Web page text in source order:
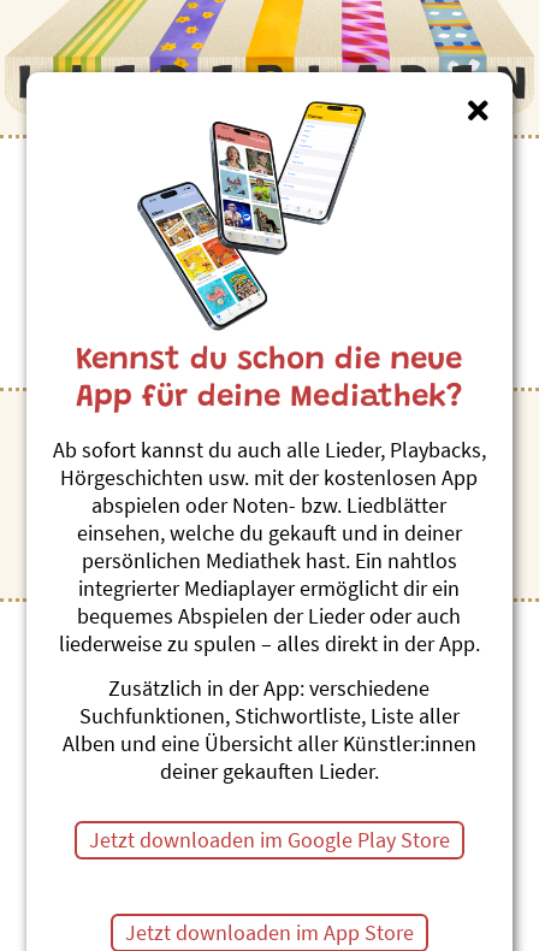
Liedersuche nach
Stichwörtern A-Z
Nutze Hunderte von vorgegebenen Stichwörtern für
deine Lieder- oder Geschichtensuche
1
# 1. April
# 1. August
A
# Abend
# Abendmahl
# Abfall
# Abschied
Kennst du schon die neue
App für deine Mediathek?
Ab sofort kannst du auch alle Lieder, Playbacks,
Hörgeschichten usw. mit der kostenlosen App
abspielen oder Noten- bzw. Liedblätter
einsehen, welche du gekauft und in deiner
persönlichen Mediathek hast. Ein nahtlos
integrierter Mediaplayer ermöglicht dir ein
bequemes Abspielen der Lieder oder auch
liederweise zu spulen – alles direkt in der App.
Zusätzlich in der App: verschiedene
Suchfunktionen, Stichwortliste, Liste aller
Alben und eine Übersicht aller Künstler:innen
deiner gekauften Lieder.
Jetzt downloaden im Google Play Store
Jetzt downloaden im App Store